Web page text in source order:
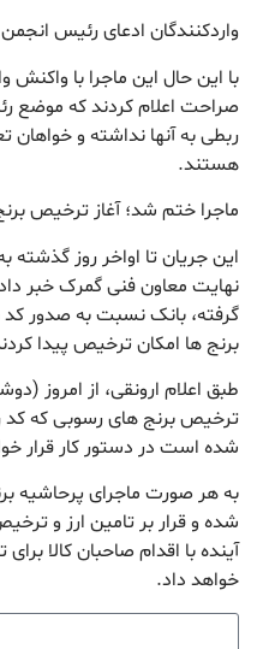
واردکنندگان ادعای رئیس انجمن
با این حال این ماجرا با واکنش
صراحت اعلام کردند که موضع
ربطی به آنها نداشته و
هستند.
ماجرا ختم شد؛ آغاز ترخیص
این جریان تا اواخر روز گذشته
نهایت معاون فنی گمرک خبر
گرفته، بانک نسبت به صدور
برنج ها امکان ترخیص پیدا
ترخیص برنج های رسوبی که کد
شده است در دستور کار قرار
به هر صورت ماجرای پرحاشیه
شده و قرار بر تامین ارز و
آینده با اقدام صاحبان کالا
خواهد داد.